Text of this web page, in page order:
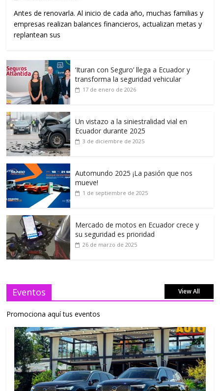
Antes de renovarla. Al inicio de cada año, muchas familias y
empresas realizan balances financieros, actualizan metas y
replantean sus
‘Ituran con Seguro’ llega a Ecuador y
transforma la seguridad vehicular
17 de enero de 2026
Un vistazo a la siniestralidad vial en
Ecuador durante 2025
3 de diciembre de 2025
Automundo 2025 ¡La pasión que nos
mueve!
1 de septiembre de 2025
Mercado de motos en Ecuador crece y
su seguridad es prioridad
26 de marzo de 2025
Eventos View All
Promociona aquí tus eventos